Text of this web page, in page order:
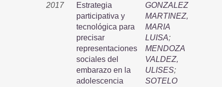
2017
Estrategia
participativa y
tecnológica para
precisar
representaciones
sociales del
embarazo en la
adolescencia
GONZALEZ
MARTINEZ,
MARIA
LUISA;
MENDOZA
VALDEZ,
ULISES;
SOTELO